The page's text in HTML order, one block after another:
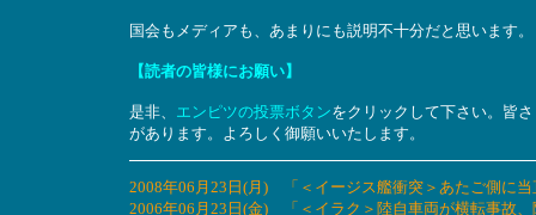
国会もメディアも、あまりにも説明不十分だと思います。
【読者の皆様にお願い】
是非、 エンピツの投票ボタンをクリックして下さい。皆
があります。よろしく御願いいたします。
2008年06月23日(月) 「＜イージス艦衝突＞あたご側に
2006年06月23日(金) 「＜イラク＞陸自車両が横転事故